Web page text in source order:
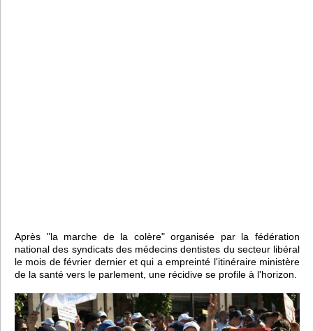
Après "la marche de la colère" organisée par la fédération
national des syndicats des médecins dentistes du secteur libéral
le mois de février dernier et qui a empreinté l'itinéraire ministère
de la santé vers le parlement, une récidive se profile à l'horizon.